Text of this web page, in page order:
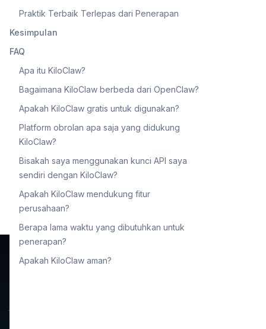
Praktik Terbaik Terlepas dari Penerapan
Kesimpulan
FAQ
Apa itu KiloClaw?
Bagaimana KiloClaw berbeda dari OpenClaw?
Apakah KiloClaw gratis untuk digunakan?
Platform obrolan apa saja yang didukung
KiloClaw?
Bisakah saya menggunakan kunci API saya
sendiri dengan KiloClaw?
Apakah KiloClaw mendukung fitur
perusahaan?
Berapa lama waktu yang dibutuhkan untuk
penerapan?
Apakah KiloClaw aman?